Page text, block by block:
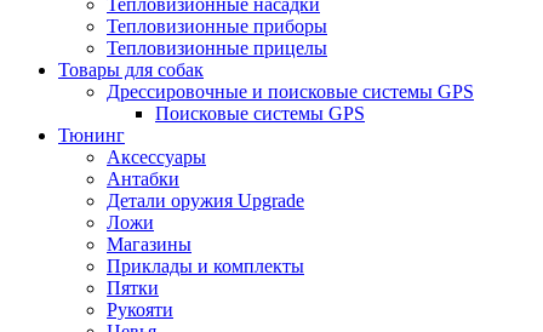
Тепловизионные насадки
Тепловизионные приборы
Тепловизионные прицелы
Товары для собак
Дрессировочные и поисковые системы GPS
Поисковые системы GPS
Тюнинг
Аксессуары
Антабки
Детали оружия Upgrade
Ложи
Магазины
Приклады и комплекты
Пятки
Рукояти